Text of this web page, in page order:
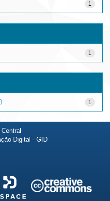
1
1
1
Digital - GID